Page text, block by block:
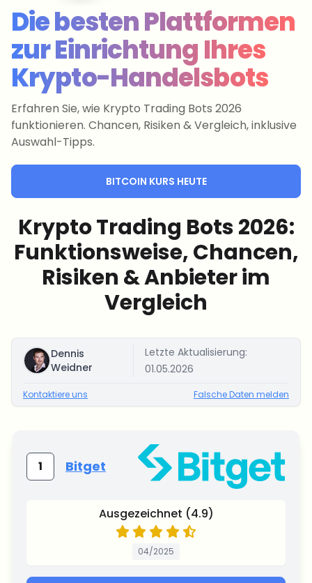
Die besten Plattformen
zur Einrichtung Ihres
Krypto-Handelsbots
Erfahren Sie, wie Krypto Trading Bots 2026
funktionieren. Chancen, Risiken & Vergleich, inklusive
Auswahl-Tipps.
BITCOIN KURS HEUTE
Krypto Trading Bots 2026:
Funktionsweise, Chancen,
Risiken & Anbieter im
Vergleich
Dennis
Weidner
Letzte Aktualisierung:
01.05.2026
Kontaktiere uns Falsche Daten melden
1 Bitget
Ausgezeichnet (4.9)
04/2025